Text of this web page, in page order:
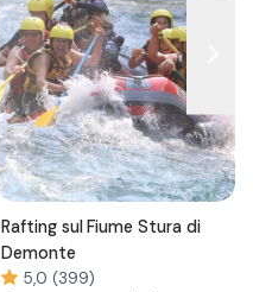
Rafting sul Fiume Stura di
Demonte
5,0 (399)